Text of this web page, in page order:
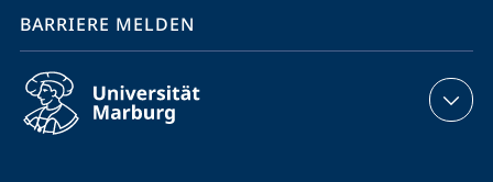
BARRIERE MELDEN